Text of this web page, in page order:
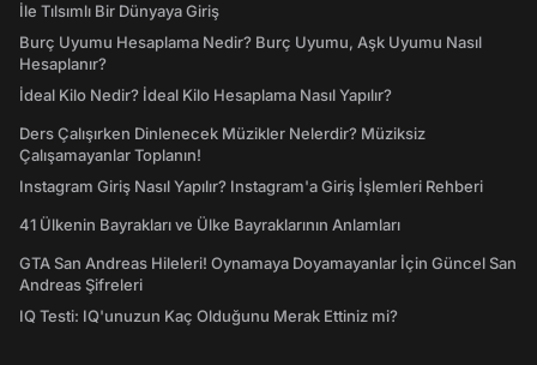
İle Tılsımlı Bir Dünyaya Giriş
Burç Uyumu Hesaplama Nedir? Burç Uyumu, Aşk Uyumu Nasıl
Hesaplanır?
İdeal Kilo Nedir? İdeal Kilo Hesaplama Nasıl Yapılır?
Ders Çalışırken Dinlenecek Müzikler Nelerdir? Müziksiz
Çalışamayanlar Toplanın!
Instagram Giriş Nasıl Yapılır? Instagram'a Giriş İşlemleri Rehberi
41 Ülkenin Bayrakları ve Ülke Bayraklarının Anlamları
GTA San Andreas Hileleri! Oynamaya Doyamayanlar İçin Güncel San
Andreas Şifreleri
IQ Testi: IQ'unuzun Kaç Olduğunu Merak Ettiniz mi?